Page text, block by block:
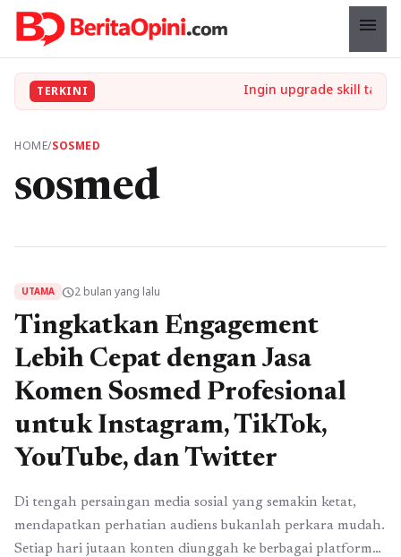
menu
TERKINI
HOME/SOSMED
sosmed
UTAMA schedule2 bulan yang lalu
Tingkatkan Engagement
Lebih Cepat dengan Jasa
Komen Sosmed Profesional
untuk Instagram, TikTok,
YouTube, dan Twitter
Di tengah persaingan media sosial yang semakin ketat,
mendapatkan perhatian audiens bukanlah perkara mudah.
Setiap hari jutaan konten diunggah ke berbagai platform